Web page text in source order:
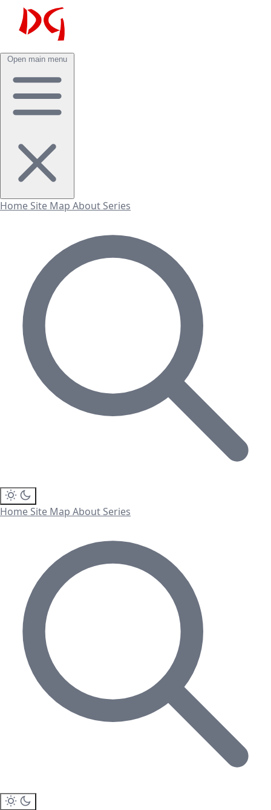
Open main menu
Home Site Map About Series
Home Site Map About Series